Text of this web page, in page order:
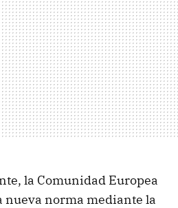
la Comunidad Europea
norma mediante la